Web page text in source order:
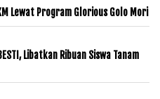
Lewat Program Glorious Golo Mori
Libatkan Ribuan Siswa Tanam